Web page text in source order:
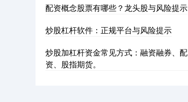
配资概念股票有哪些？龙头股与风险提示
炒股杠杆软件：正规平台与风险提示
炒股加杠杆资金常见方式：融资融券、配
资、股指期货。